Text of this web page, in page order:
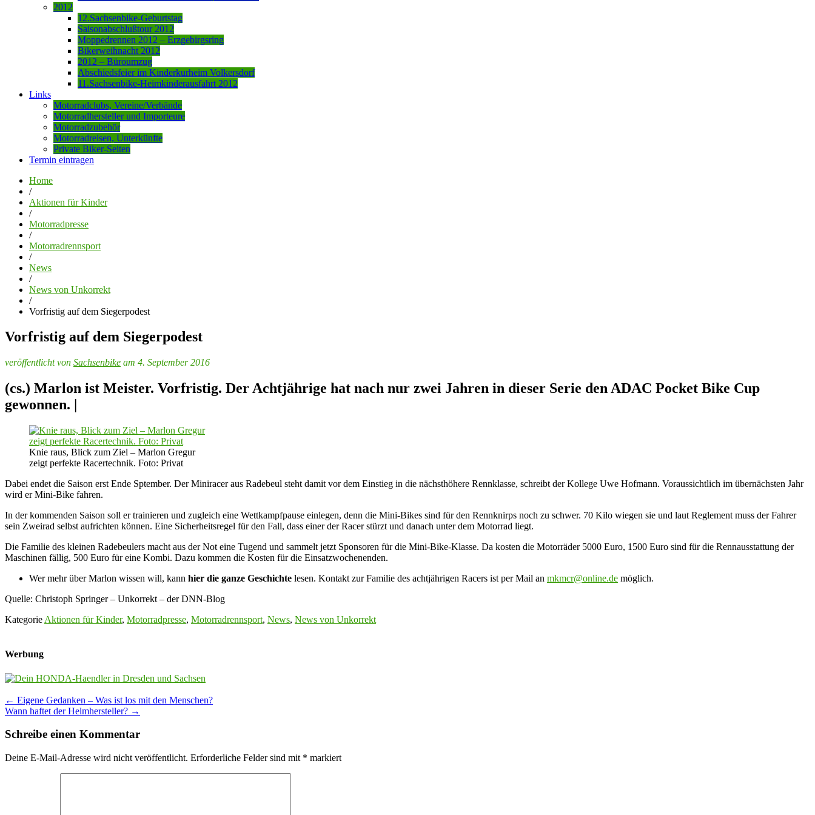
2012
12.Sachsenbike-Geburtstag
Saisonabschlußtour 2012
Moppedrennen 2012 – Erzgebirgsring
Bikerweihnacht 2012
2012 – Büroumzug
Abschiedsfeier im Kinderkurheim Volkersdorf
11.Sachsenbike-Heimkinderausfahrt 2012
Links
Motorradclubs, Vereine/Verbände
Motorradhersteller und Importeure
Motorradzubehör
Motorradreisen, Unterkünfte
Private Biker-Seiten
Termin eintragen
Home
/
Aktionen für Kinder
/
Motorradpresse
/
Motorradrennsport
/
News
/
News von Unkorrekt
/
Vorfristig auf dem Siegerpodest
Vorfristig auf dem Siegerpodest
veröffentlicht von Sachsenbike am 4. September 2016
(cs.) Marlon ist Meister. Vorfristig. Der Achtjährige hat nach nur zwei Jahren in dieser Serie den ADAC Pocket Bike Cup
gewonnen. |
Knie raus, Blick zum Ziel – Marlon Gregur
zeigt perfekte Racertechnik. Foto: Privat
Dabei endet die Saison erst Ende Sptember. Der Miniracer aus Radebeul steht damit vor dem Einstieg in die nächsthöhere Rennklasse, schreibt der Kollege Uwe Hofmann. Voraussichtlich im übernächsten Jahr
wird er Mini-Bike fahren.
In der kommenden Saison soll er trainieren und zugleich eine Wettkampfpause einlegen, denn die Mini-Bikes sind für den Rennknirps noch zu schwer. 70 Kilo wiegen sie und laut Reglement muss der Fahrer
sein Zweirad selbst aufrichten können. Eine Sicherheitsregel für den Fall, dass einer der Racer stürzt und danach unter dem Motorrad liegt.
Die Familie des kleinen Radebeulers macht aus der Not eine Tugend und sammelt jetzt Sponsoren für die Mini-Bike-Klasse. Da kosten die Motorräder 5000 Euro, 1500 Euro sind für die Rennausstattung der
Maschinen fällig, 500 Euro für eine Kombi. Dazu kommen die Kosten für die Einsatzwochenenden.
Wer mehr über Marlon wissen will, kann hier die ganze Geschichte lesen. Kontakt zur Familie des achtjährigen Racers ist per Mail an mkmcr@online.de möglich.
Quelle: Christoph Springer – Unkorrekt – der DNN-Blog
Kategorie Aktionen für Kinder, Motorradpresse, Motorradrennsport, News, News von Unkorrekt
Werbung
Post
navigation
← Eigene Gedanken – Was ist los mit den Menschen?
Wann haftet der Helmhersteller? →
Schreibe einen Kommentar
Deine E-Mail-Adresse wird nicht veröffentlicht. Erforderliche Felder sind mit * markiert